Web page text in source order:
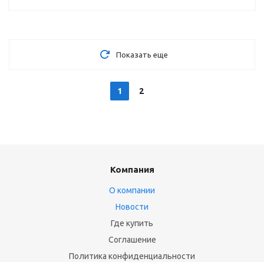
Показать еще
1 2
Компания
О компании
Новости
Где купить
Соглашение
Политика конфиденциальности